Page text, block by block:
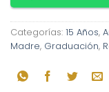
Categorías: 15 Años,
Madre, Graduación,